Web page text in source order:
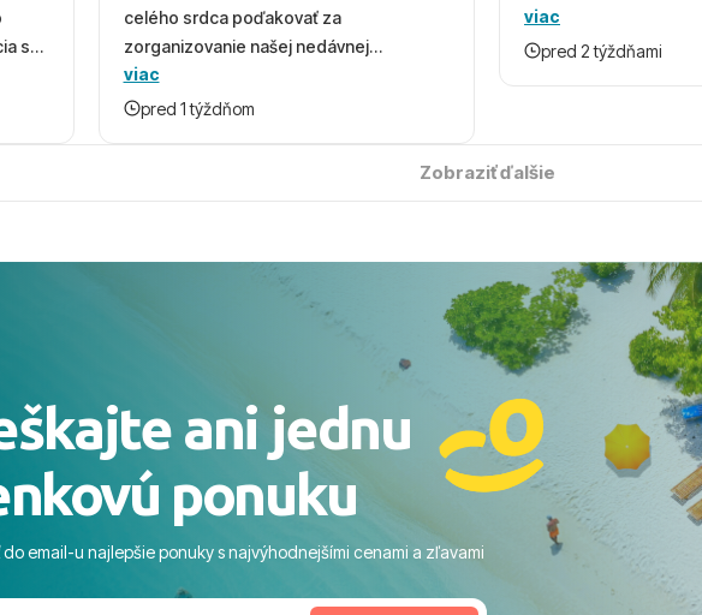
s
celého srdca poďakovať za
zorganizovanie našej nedávnej
dovolenky v Turecku. Vďaka vám sme
prežili nádherný čas, na ktorý budeme
čierneho! ​Čo nás dostalo najviac: ​Skvelé
ochotní a starostliví ľudia. ​Gastro zážitok:
celého dňa. ​Areál a pláž: Nádherné, čisté
prostredie, veľa zelene a udržiavaná pláž
s pozvoľným vstupom do mora a teple
more. ​Program: Skvelé animácie a
na moment nenudil, no zároveň bol
dostatok priestoru na dokonalý relax. ​
viac
pred 1 týždňom
viac
pred 2 týždňami
Zobraziť ďalšie
ani jednu
ponuku
email-u najlepšie ponuky s najvýhodnejšími cenami a zľavami